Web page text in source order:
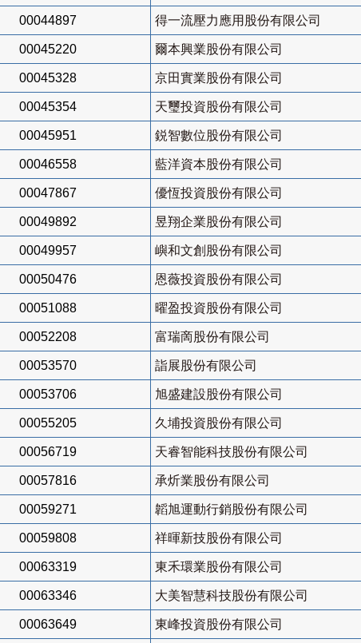
00044897 得一流壓力應用股份有限公司
00045220 爾本興業股份有限公司
00045328 京田實業股份有限公司
00045354 天璽投資股份有限公司
00045951 鋭智數位股份有限公司
00046558 藍洋資本股份有限公司
00047867 優恆投資股份有限公司
00049892 昱翔企業股份有限公司
00049957 嶼和文創股份有限公司
00050476 恩薇投資股份有限公司
00051088 曜盈投資股份有限公司
00052208 富瑞啇股份有限公司
00053570 詣展股份有限公司
00053706 旭盛建設股份有限公司
00055205 久埔投資股份有限公司
00056719 天睿智能科技股份有限公司
00057816 承炘業股份有限公司
00059271 韜旭運動行銷股份有限公司
00059808 祥暉新技股份有限公司
00063319 東禾環業股份有限公司
00063346 大美智慧科技股份有限公司
00063649 東峰投資股份有限公司